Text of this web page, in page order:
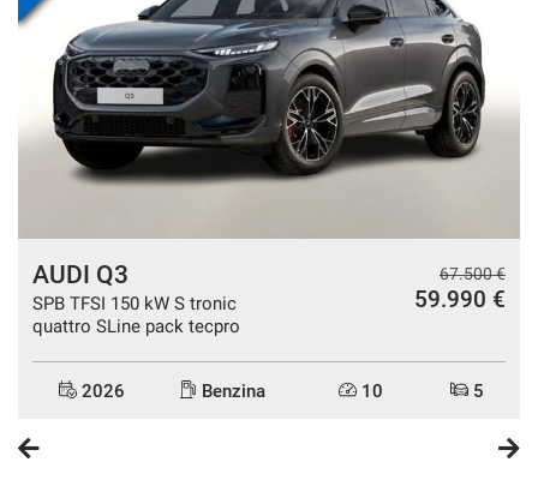
ELETTRICO, HYBRID)
CHILOMETRI PERCORSI
ANNO IMMATRICOLAZIONE
SEGNALARE SE PRESENTI DANNI MECCANICI E/O
CARROZZERIA
AUDI Q3
SPB TFSI 150 kW S tronic
quattro SLine pack tecpro
67.500 €
59.990 €
2026 Benzina 10 5